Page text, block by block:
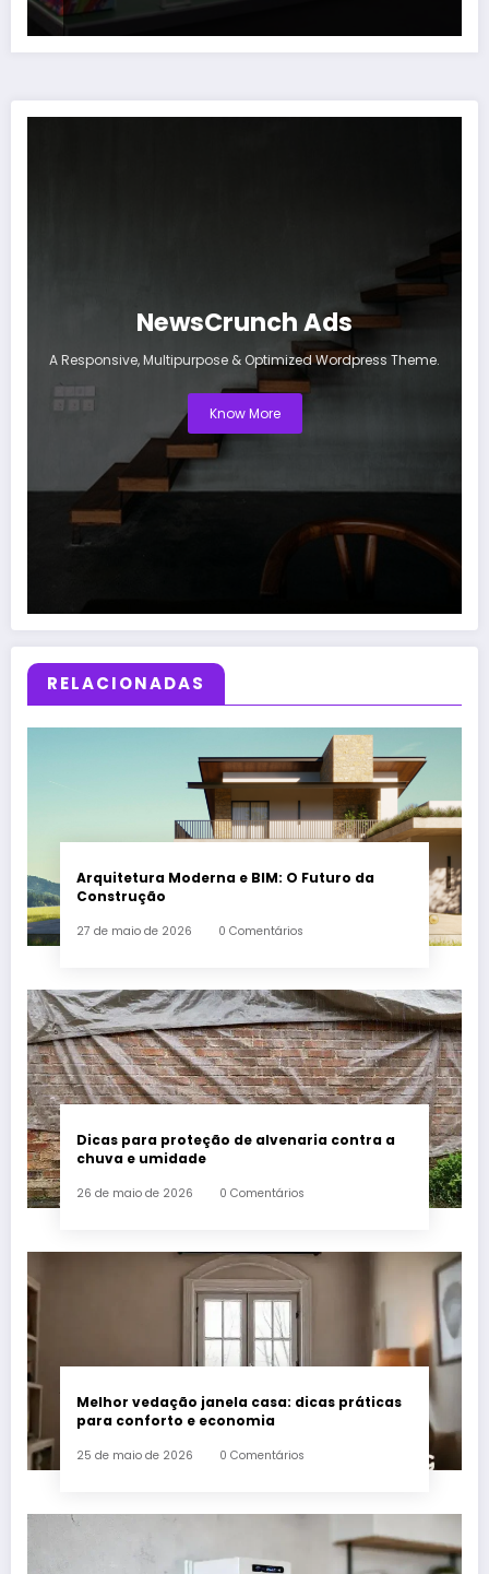
NewsCrunch Ads
A Responsive, Multipurpose & Optimized Wordpress Theme.
Know More
RELACIONADAS
Arquitetura Moderna e BIM: O Futuro da
Construção
27 de maio de 2026 0 Comentários
Dicas para proteção de alvenaria contra a
chuva e umidade
26 de maio de 2026 0 Comentários
Melhor vedação janela casa: dicas práticas
para conforto e economia
25 de maio de 2026 0 Comentários